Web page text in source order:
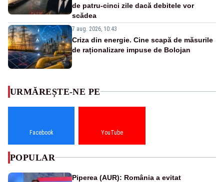
de patru-cinci zile dacă debitele vor
scădea
7 aug. 2026, 10:43
Criza din energie. Cine scapă de măsurile
de raționalizare impuse de Bolojan
URMĂREȘTE-NE PE
Facebook YouTube
POPULAR
Piperea (AUR): România a evitat